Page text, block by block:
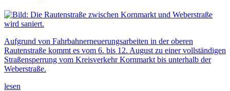
Aufgrund von Fahrbahnerneuerungsarbeiten in der oberen
Rautenstraße kommt es vom 6. bis 12. August zu einer vollständigen
Straßensperrung vom Kreisverkehr Kornmarkt bis unterhalb der
Weberstraße.
lesen